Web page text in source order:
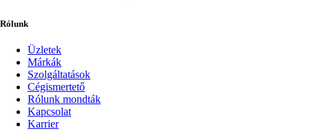
Rólunk
Üzletek
Márkák
Szolgáltatások
Cégismertető
Rólunk mondták
Kapcsolat
Karrier